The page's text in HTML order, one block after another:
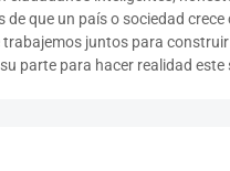
de que un país o sociedad
trabajemos juntos para
parte para hacer realidad este